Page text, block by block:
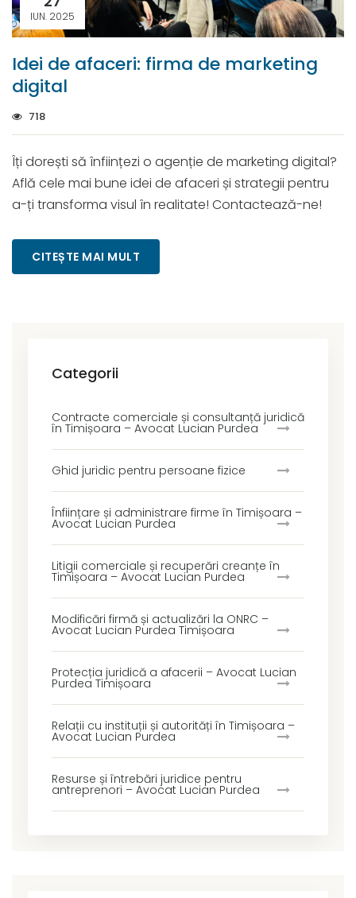
IUN. 2025
Idei de afaceri: firma de marketing
digital
718
Îți dorești să înființezi o agenție de marketing digital?
Află cele mai bune idei de afaceri și strategii pentru
a-ți transforma visul în realitate! Contactează-ne!
CITEȘTE MAI MULT
Categorii
Contracte comerciale și consultanță juridică
în Timișoara – Avocat Lucian Purdea
Ghid juridic pentru persoane fizice
Înființare și administrare firme în Timișoara –
Avocat Lucian Purdea
Litigii comerciale și recuperări creanțe în
Timișoara – Avocat Lucian Purdea
Modificări firmă și actualizări la ONRC –
Avocat Lucian Purdea Timișoara
Protecția juridică a afacerii – Avocat Lucian
Purdea Timișoara
Relații cu instituții și autorități în Timișoara –
Avocat Lucian Purdea
Resurse și întrebări juridice pentru
antreprenori – Avocat Lucian Purdea